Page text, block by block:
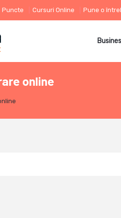
Puncte Cursuri Online Pune o
online